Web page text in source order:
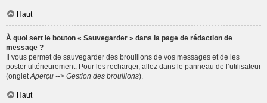
Haut
À quoi sert le bouton « Sauvegarder » dans la page de rédaction de
message ?
Il vous permet de sauvegarder des brouillons de vos messages et de les
poster ultérieurement. Pour les recharger, allez dans le panneau de l’utilisateur
(onglet Aperçu --> Gestion des brouillons).
Haut